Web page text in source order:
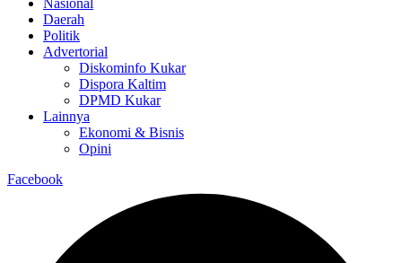
Nasional
Daerah
Politik
Advertorial
Diskominfo Kukar
Dispora Kaltim
DPMD Kukar
Lainnya
Ekonomi & Bisnis
Opini
Facebook